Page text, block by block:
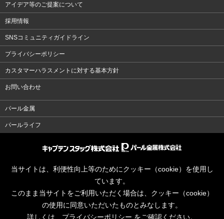
アイデア等のご提案について
採用情報
SNSコミュニティガイドライン
プライバシーポリシー
カスタマーハラスメントに対する基本方針
お問い合わせ
パール金属
パールライフ
当サイトは、利便性向上等のためにクッキー（cookie）を使用し
ています。
このまま当サイトをご利用いただく場合は、クッキー（cookie）
の使用に同意いただいたものとみなします。
詳しくは、 プライバシーポリシー をご確認ください。